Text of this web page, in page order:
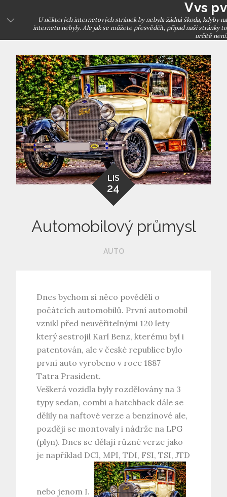
to
Vvs pv
U některých internetových stránek by nebyla žádná škoda, kdyby na
internetu nebyly. Ale jak se můžete přesvědčit, případ naší stránky to
určitě není.
LIS
24
Automobilový průmysl
AUTO
Dnes bychom si něco pověděli o
počátcích automobilů. První automobil
vznikl před neuvěřitelnými 120 lety
který sestrojil Karl Benz, kterému byl i
patentován, ale v české republice bylo
první auto vyrobeno v roce 1887
Tatra Prasident.
Veškerá vozidla byly rozdělovány na 3
typy sedan, combi a hatchback dále se
dělily na naftové verze a benzínové ale,
později se montovaly i nádrže na LPG
(plyn). Dnes se dělají různé verze jako
je například DCI, MPI, TDI, FSI, TSI, JTD
nebo jenom I.